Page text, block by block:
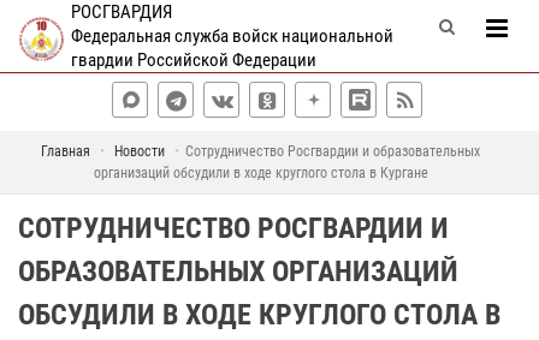
РОСГВАРДИЯ
Федеральная служба войск национальной
гвардии Российской Федерации
Главная Новости
Сотрудничество Росгвардии и образовательных
организаций обсудили в ходе круглого стола в Кургане
СОТРУДНИЧЕСТВО РОСГВАРДИИ И
ОБРАЗОВАТЕЛЬНЫХ ОРГАНИЗАЦИЙ
ОБСУДИЛИ В ХОДЕ КРУГЛОГО СТОЛА В